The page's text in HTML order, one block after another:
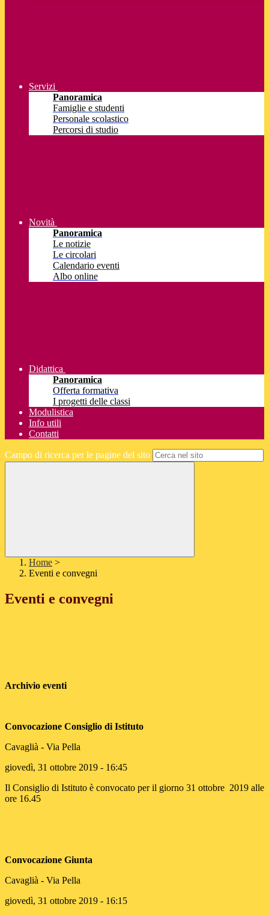
Servizi
Panoramica
Famiglie e studenti
Personale scolastico
Percorsi di studio
Novità
Panoramica
Le notizie
Le circolari
Calendario eventi
Albo online
Didattica
Panoramica
Offerta formativa
I progetti delle classi
Modulistica
Info utili
Contatti
Campo di ricerca per le pagine del sito
Home >
Eventi e convegni
Eventi e convegni
Archivio eventi
Convocazione Consiglio di Istituto
Cavaglià - Via Pella
giovedì, 31 ottobre 2019 - 16:45
Il Consiglio di Istituto è convocato per il giorno 31 ottobre 2019 alle
ore 16.45
Convocazione Giunta
Cavaglià - Via Pella
giovedì, 31 ottobre 2019 - 16:15